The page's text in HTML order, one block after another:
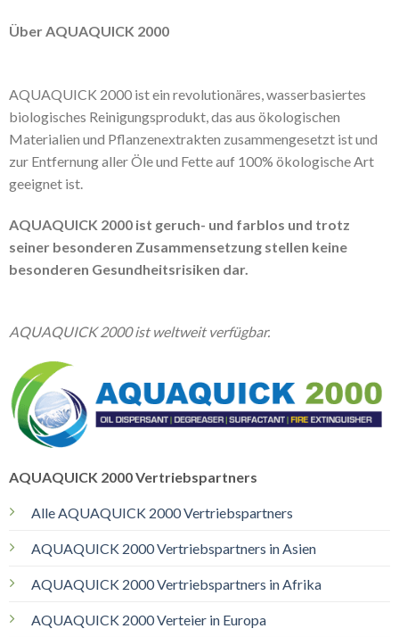
Über AQUAQUICK 2000
AQUAQUICK 2000 ist ein revolutionäres, wasserbasiertes
biologisches Reinigungsprodukt, das aus ökologischen
Materialien und Pflanzenextrakten zusammengesetzt ist und
zur Entfernung aller Öle und Fette auf 100% ökologische Art
geeignet ist.
AQUAQUICK 2000 ist geruch- und farblos und trotz
seiner besonderen Zusammensetzung stellen keine
besonderen Gesundheitsrisiken dar.
AQUAQUICK 2000 ist weltweit verfügbar.
AQUAQUICK 2000 Vertriebspartners
Alle AQUAQUICK 2000 Vertriebspartners
AQUAQUICK 2000 Vertriebspartners in Asien
AQUAQUICK 2000 Vertriebspartners in Afrika
AQUAQUICK 2000 Verteier in Europa